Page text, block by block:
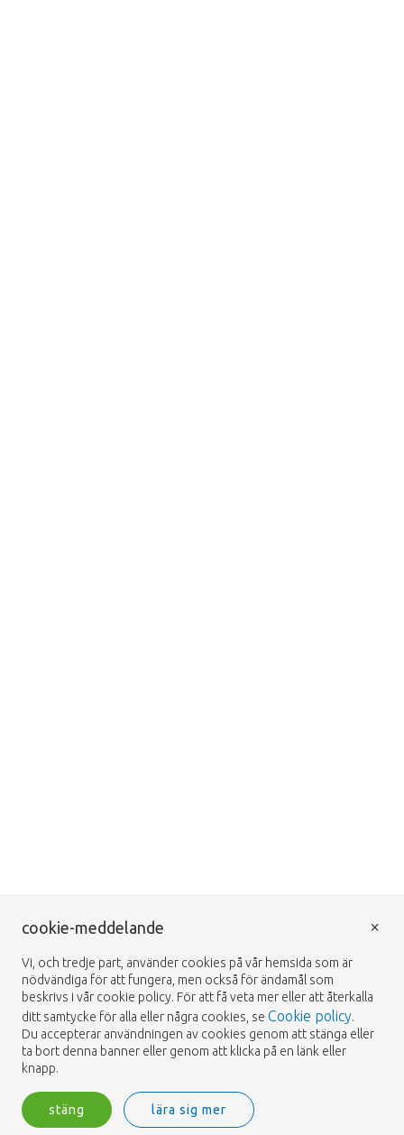
cookie-meddelande
Vi, och tredje part, använder cookies på vår hemsida som är
nödvändiga för att fungera, men också för ändamål som
beskrivs i vår cookie policy. För att få veta mer eller att återkalla
ditt samtycke för alla eller några cookies, se Cookie policy.
Du accepterar användningen av cookies genom att stänga eller
ta bort denna banner eller genom att klicka på en länk eller
knapp.
stäng lära sig mer
×